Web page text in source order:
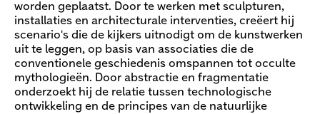
worden geplaatst. Door te werken met sculpturen,
installaties en architecturale interventies, creëert hij
scenario's die de kijkers uitnodigt om de kunstwerken
uit te leggen, op basis van associaties die de
conventionele geschiedenis omspannen tot occulte
mythologieën. Door abstractie en fragmentatie
onderzoekt hij de relatie tussen technologische
ontwikkeling en de principes van de natuurlijke